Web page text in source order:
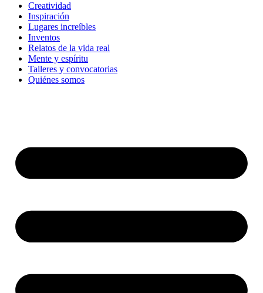
Creatividad
Inspiración
Lugares increíbles
Inventos
Relatos de la vida real
Mente y espíritu
Talleres y convocatorias
Quiénes somos